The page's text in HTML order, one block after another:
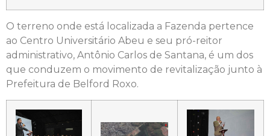
O terreno onde está localizada a Fazenda pertence
ao Centro Universitário Abeu e seu pró-reitor
administrativo, Antônio Carlos de Santana, é um dos
que conduzem o movimento de revitalização junto à
Prefeitura de Belford Roxo.